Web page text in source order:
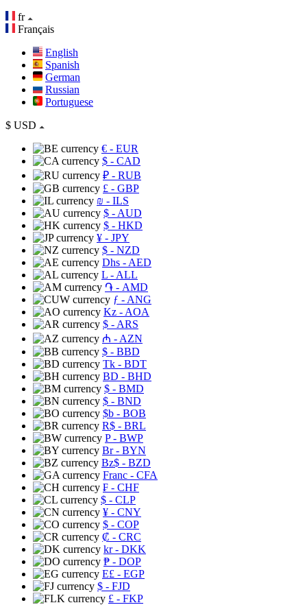
fr
Français
English
Spanish
German
Russian
Portuguese
$ USD
€ - EUR
$ - CAD
₽ - RUB
£ - GBP
₪ - ILS
$ - AUD
$ - HKD
¥ - JPY
$ - NZD
Dhs - AED
L - ALL
֏ - AMD
ƒ - ANG
Kz - AOA
$ - ARS
₼ - AZN
$ - BBD
Tk - BDT
BD - BHD
$ - BMD
$ - BND
$b - BOB
R$ - BRL
P- BWP
Br- BYN
Bz$ - BZD
Franc - CFA
₣ - CHF
$ - CLP
¥ - CNY
$ - COP
₡ - CRC
kr- DKK
₱ - DOP
E£ - EGP
$ - FJD
£ - FKP